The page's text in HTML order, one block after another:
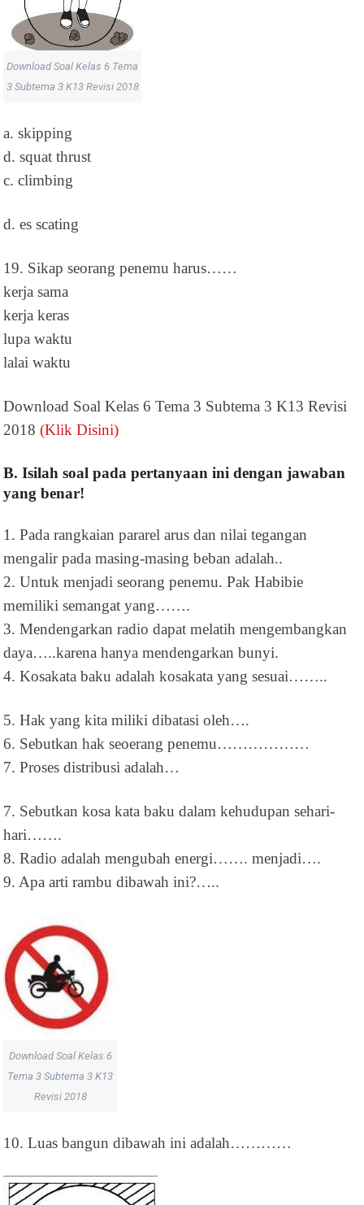
Download Soal Kelas 6 Tema
3 Subtema 3 K13 Revisi 2018
a. skipping
d. squat thrust
c. climbing
d. es scating
19. Sikap seorang penemu harus……
kerja sama
kerja keras
lupa waktu
lalai waktu
Download Soal Kelas 6 Tema 3 Subtema 3 K13 Revisi
2018(Klik Disini)
B. Isilah soal pada pertanyaan ini dengan jawaban
yang benar!
1. Pada rangkaian pararel arus dan nilai tegangan
mengalir pada masing-masing beban adalah..
2. Untuk menjadi seorang penemu. Pak Habibie
memiliki semangat yang…….
3. Mendengarkan radio dapat melatih mengembangkan
daya…..karena hanya mendengarkan bunyi.
4. Kosakata baku adalah kosakata yang sesuai……..
5. Hak yang kita miliki dibatasi oleh….
6. Sebutkan hak seoerang penemu………………
7. Proses distribusi adalah…
7. Sebutkan kosa kata baku dalam kehudupan sehari-
hari…….
8. Radio adalah mengubah energi……. menjadi….
9. Apa arti rambu dibawah ini?…..
Download Soal Kelas 6
Tema 3 Subtema 3 K13
Revisi 2018
10. Luas bangun dibawah ini adalah…………